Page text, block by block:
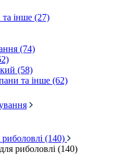
інше (27)
(74)
(58)
та інше (62)
(140)
риболовлі (140)